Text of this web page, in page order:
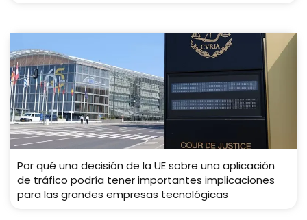
Por qué una decisión de la UE sobre una aplicación
de tráfico podría tener importantes implicaciones
para las grandes empresas tecnológicas